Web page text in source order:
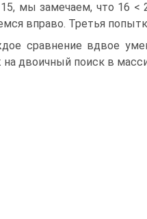
15, мы замечаем, что 16
вправо. Третья
сравнение вдвое
на двоичный поиск в